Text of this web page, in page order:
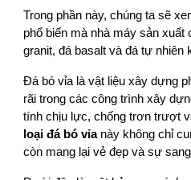
Trong phần này, chúng ta sẽ
phổ biến mà nhà máy sản xuất
granit, đá basalt và đá tự nhiên
Đá bó vỉa là vật liệu xây dựng
rãi trong các công trình xây
tính chịu lực, chống trơn trượt
loại đá bó vỉanày không chỉ
còn mang lại vẻ đẹp và sự